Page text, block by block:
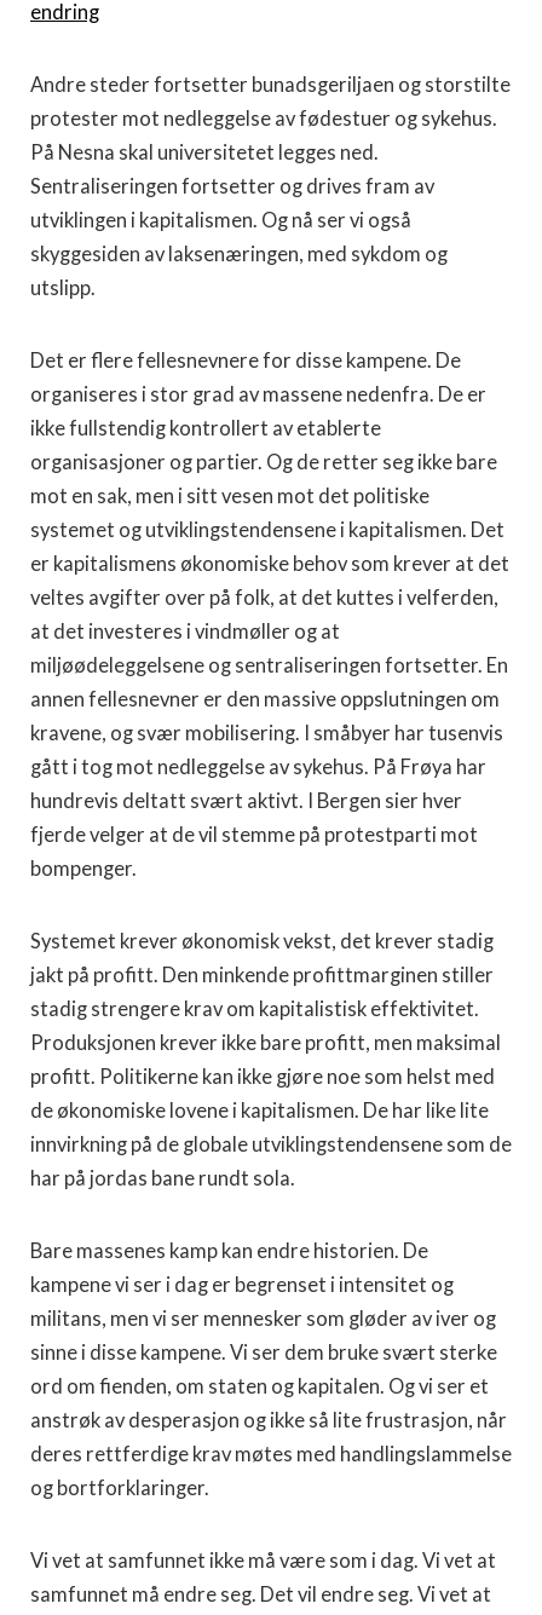
endring
Andre steder fortsetter bunadsgeriljaen og storstilte
protester mot nedleggelse av fødestuer og sykehus.
På Nesna skal universitetet legges ned.
Sentraliseringen fortsetter og drives fram av
utviklingen i kapitalismen. Og nå ser vi også
skyggesiden av laksenæringen, med sykdom og
utslipp.
Det er flere fellesnevnere for disse kampene. De
organiseres i stor grad av massene nedenfra. De er
ikke fullstendig kontrollert av etablerte
organisasjoner og partier. Og de retter seg ikke bare
mot en sak, men i sitt vesen mot det politiske
systemet og utviklingstendensene i kapitalismen. Det
er kapitalismens økonomiske behov som krever at det
veltes avgifter over på folk, at det kuttes i velferden,
at det investeres i vindmøller og at
miljøødeleggelsene og sentraliseringen fortsetter. En
annen fellesnevner er den massive oppslutningen om
kravene, og svær mobilisering. I småbyer har tusenvis
gått i tog mot nedleggelse av sykehus. På Frøya har
hundrevis deltatt svært aktivt. I Bergen sier hver
fjerde velger at de vil stemme på protestparti mot
bompenger.
Systemet krever økonomisk vekst, det krever stadig
jakt på profitt. Den minkende profittmarginen stiller
stadig strengere krav om kapitalistisk effektivitet.
Produksjonen krever ikke bare profitt, men maksimal
profitt. Politikerne kan ikke gjøre noe som helst med
de økonomiske lovene i kapitalismen. De har like lite
innvirkning på de globale utviklingstendensene som de
har på jordas bane rundt sola.
Bare massenes kamp kan endre historien. De
kampene vi ser i dag er begrenset i intensitet og
militans, men vi ser mennesker som gløder av iver og
sinne i disse kampene. Vi ser dem bruke svært sterke
ord om fienden, om staten og kapitalen. Og vi ser et
anstrøk av desperasjon og ikke så lite frustrasjon, når
deres rettferdige krav møtes med handlingslammelse
og bortforklaringer.
Vi vet at samfunnet ikke må være som i dag. Vi vet at
samfunnet må endre seg. Det vil endre seg. Vi vet at